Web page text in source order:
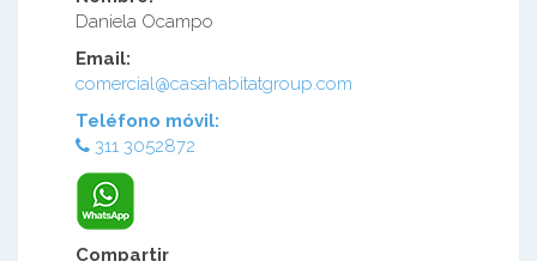
Daniela Ocampo
Email:
comercial@casahabitatgroup.com
Teléfono móvil:
311 3052872
Compartir